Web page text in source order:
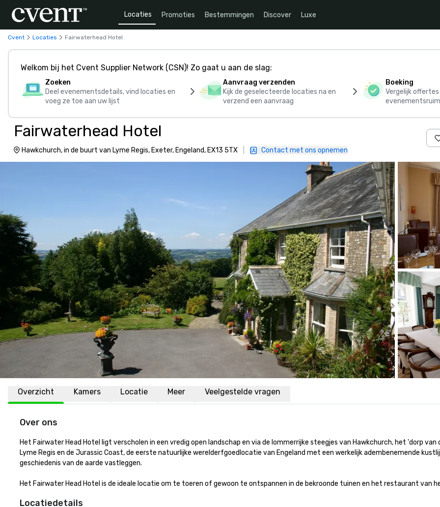
Locaties Promoties Bestemmingen Discover Luxe
Cvent Locaties Fairwaterhead Hotel
Welkom bij het Cvent Supplier Network (CSN)! Zo gaat u aan de slag:
Zoeken
Deel evenementsdetails, vind locaties en
voeg ze toe aan uw lijst
Aanvraag verzenden
Kijk de geselecteerde locaties na en
verzend een aanvraag
Boeking
Vergelijk
Fairwaterhead Hotel
Hawkchurch, in de buurt van Lyme Regis, Exeter, Engeland, EX13 5TX Contact met ons opnemen
Overzicht Kamers Locatie Meer Veelgestelde vragen
Over ons
Het Fairwater Head Hotel ligt verscholen in een vredig open landschap en via de lommerrijke steegjes van Hawkchurch, het 'dorp
Lyme Regis en de Jurassic Coast, de eerste natuurlijke werelderfgoedlocatie van Engeland met een werkelijk adembenemende
geschiedenis van de aarde vastleggen.
Het Fairwater Head Hotel is de ideale locatie om te toeren of gewoon te ontspannen in de bekroonde tuinen en het restaurant van
Locatiedetails